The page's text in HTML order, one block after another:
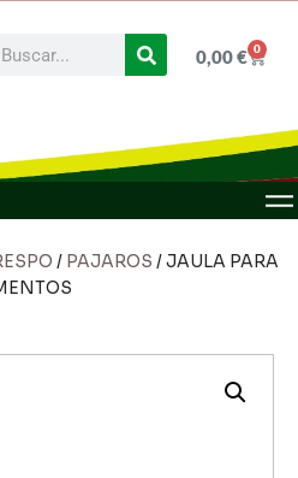
0,00€ 0
/ PAJAROS / JAULA PARA